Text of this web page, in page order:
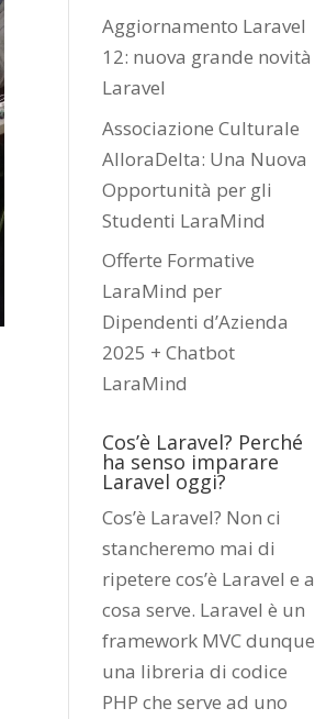
Aggiornamento Laravel
12: nuova grande novità
Laravel
Associazione Culturale
AlloraDelta: Una Nuova
Opportunità per gli
Studenti LaraMind
Offerte Formative
LaraMind per
Dipendenti d’Azienda
2025 + Chatbot
LaraMind
Cos’è Laravel? Perché
ha senso imparare
Laravel oggi?
Cos’è Laravel? Non ci
stancheremo mai di
ripetere cos’è Laravel e a
cosa serve. Laravel è un
framework MVC dunque
una libreria di codice
PHP che serve ad uno